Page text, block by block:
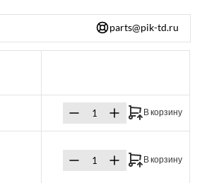
parts@pik-td.ru
В корзину
В корзину